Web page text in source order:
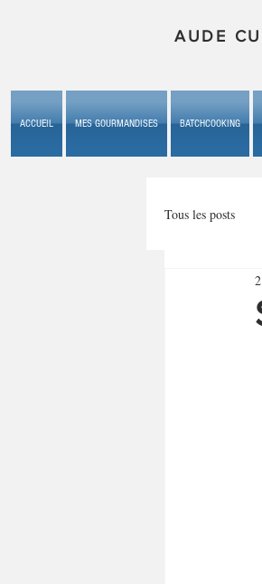
AUDE
ACCUEIL MES GOURMANDISES BATCHCOOKING
Tous les posts
Mes